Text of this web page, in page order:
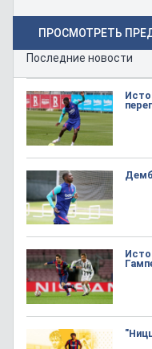
ПРОСМОТРЕТЬ
Последние новости